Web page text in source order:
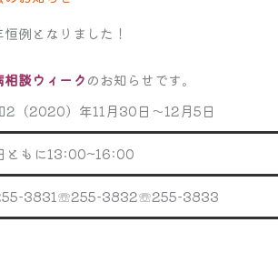
恒例となりました！
相談ウィークのお知らせです。
2（2020）年11月30日～12月5日
ともに13:00~16:00
3831☏255-3832☏255-3833